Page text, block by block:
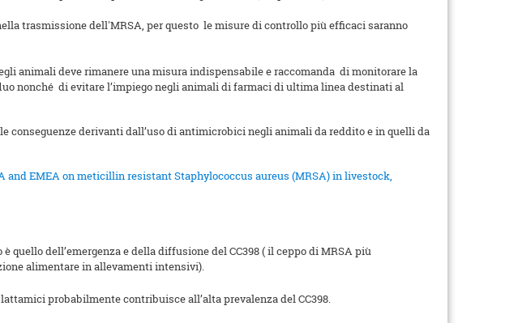
trasmissione dell'MRSA, per questo le misure di controllo più efficaci saranno
animali deve rimanere una misura indispensabile e raccomanda di monitorare la
nonché di evitare l’impiego negli animali di farmaci di ultima linea destinati al
derivanti dall’uso di antimicrobici negli animali da reddito e in quelli da
and EMEA on meticillin resistant Staphylococcus aureus (MRSA) in livestock,
dell’emergenza e della diffusione del CC398 ( il ceppo di MRSA più
alimentare in allevamenti intensivi).
probabilmente contribuisce all’alta prevalenza del CC398.